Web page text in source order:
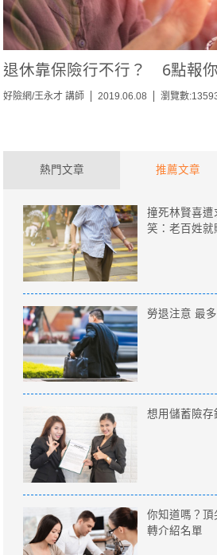
退休靠保險行不行？ 6點報
好險網/王永才 講師 2019.06.08 瀏覽數
熱門文章 推薦文章
撞死林賢喜
笑：老百姓就
勞退注意 最
想用儲蓄險存
你知道嗎？頂
轉介紹名單